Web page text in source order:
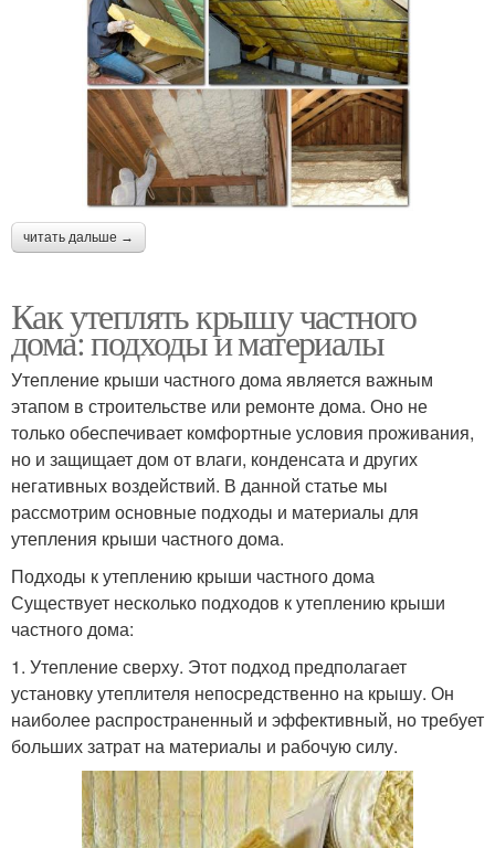
читать дальше →
Как утеплять крышу частного
дома: подходы и материалы
Утепление крыши частного дома является важным
этапом в строительстве или ремонте дома. Оно не
только обеспечивает комфортные условия проживания,
но и защищает дом от влаги, конденсата и других
негативных воздействий. В данной статье мы
рассмотрим основные подходы и материалы для
утепления крыши частного дома.
Подходы к утеплению крыши частного дома
Существует несколько подходов к утеплению крыши
частного дома:
1. Утепление сверху. Этот подход предполагает
установку утеплителя непосредственно на крышу. Он
наиболее распространенный и эффективный, но требует
больших затрат на материалы и рабочую силу.